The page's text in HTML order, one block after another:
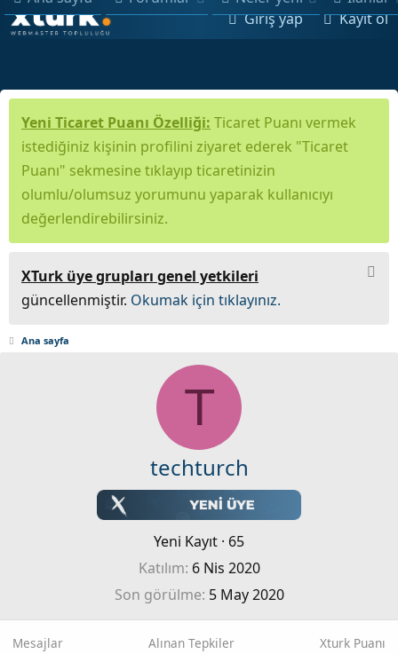
Giriş yap Kayıt ol
Yeni Ticaret Puanı Özelliği: Ticaret Puanı vermek
istediğiniz kişinin profilini ziyaret ederek "Ticaret
Puanı" sekmesine tıklayıp ticaretinizin
olumlu/olumsuz yorumunu yaparak kullanıcıyı
değerlendirebilirsiniz.
XTurk üye grupları genel yetkileri
güncellenmiştir. Okumak için tıklayınız.
Ana sayfa
T
techturch
Yeni Kayıt · 65
Katılım 6 Nis 2020
Son görülme 5 May 2020
Mesajlar Alınan Tepkiler Xturk Puanı